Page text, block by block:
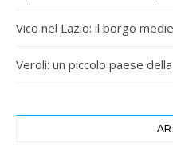
Vico nel Lazio: il borgo
Veroli: un piccolo paese